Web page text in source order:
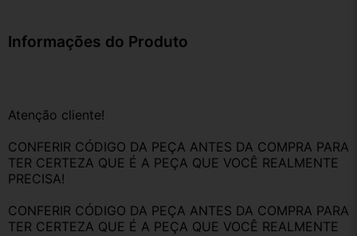
Informações do Produto
Atenção cliente!
CONFERIR CÓDIGO DA PEÇA ANTES DA COMPRA PARA
TER CERTEZA QUE É A PEÇA QUE VOCÊ REALMENTE
PRECISA!
CONFERIR CÓDIGO DA PEÇA ANTES DA COMPRA PARA
TER CERTEZA QUE É A PEÇA QUE VOCÊ REALMENTE